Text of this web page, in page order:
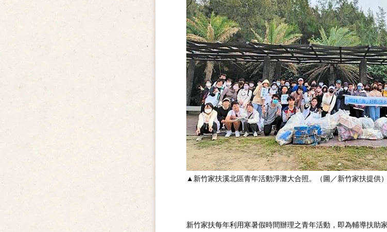
▲ 新竹家扶溪北區青年活動淨灘大合照。（圖／新竹家扶提供）
新竹家扶每年利用寒暑假時間辦理之青年活動，即為輔導扶助